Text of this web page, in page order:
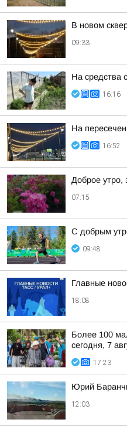
В новом
09:33
На средства
16:16
На
16:52
Доброе утро,
07:15
С добрым
09:48
Главные
18:08
Более 100
сегодня, 7
17:23
Юрий
12:03